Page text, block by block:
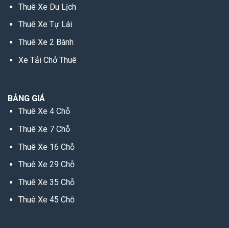
Thuê Xe Du Lịch
Thuê Xe Tự Lái
Thuê Xe 2 Bánh
Xe Tải Chở Thuê
BẢNG GIÁ
Thuê Xe 4 Chỗ
Thuê Xe 7 Chỗ
Thuê Xe 16 Chỗ
Thuê Xe 29 Chỗ
Thuê Xe 35 Chỗ
Thuê Xe 45 Chỗ